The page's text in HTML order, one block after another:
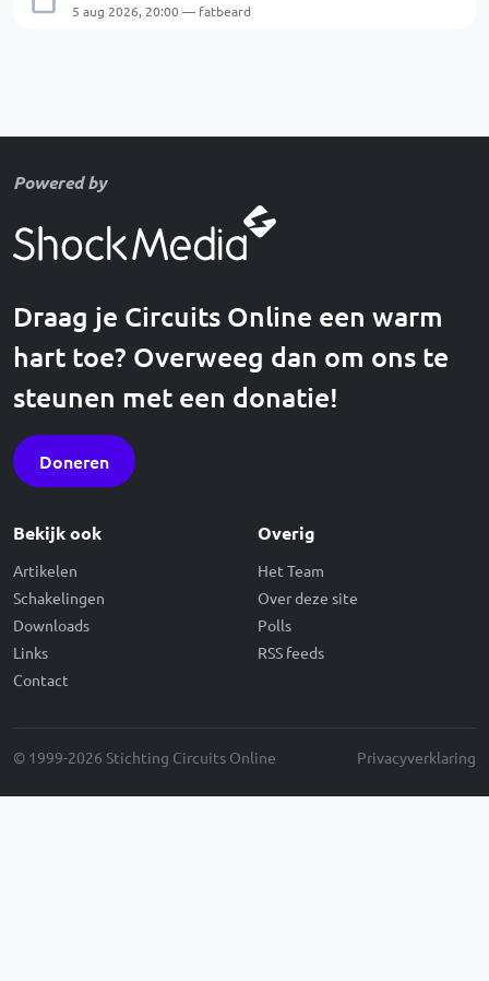
5 aug 2026, 20:00 — fatbeard
Powered by
Draag je Circuits Online een warm
hart toe? Overweeg dan om ons te
steunen met een donatie!
Doneren
Bekijk ook
Artikelen
Schakelingen
Downloads
Links
Contact
Overig
Het Team
Over deze site
Polls
RSS feeds
© 1999-2026 Stichting Circuits Online Privacyverklaring